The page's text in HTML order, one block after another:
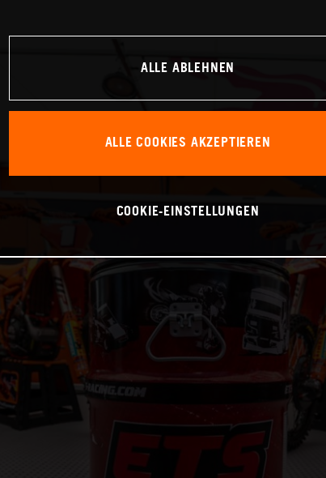
ALLE ABLEHNEN
ALLE COOKIES AKZEPTIEREN
COOKIE-EINSTELLUNGEN